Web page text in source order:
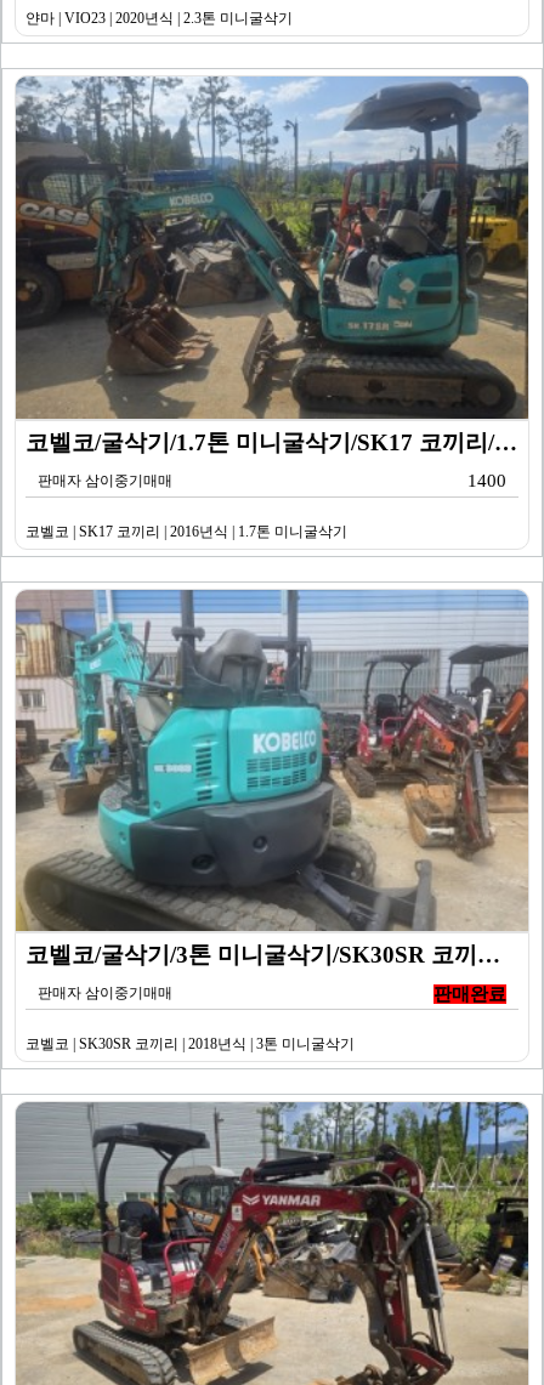
얀마 | VIO23 | 2020년식 | 2.3톤 미니굴삭기
코벨코/굴삭기/1.7톤 미니굴삭기/SK17 코끼리/20…
판매자 삼이중기매매 1400
코벨코 | SK17 코끼리 | 2016년식 | 1.7톤 미니굴삭기
코벨코/굴삭기/3톤 미니굴삭기/SK30SR 코끼리/20…
판매자 삼이중기매매 판매완료
코벨코 | SK30SR 코끼리 | 2018년식 | 3톤 미니굴삭기